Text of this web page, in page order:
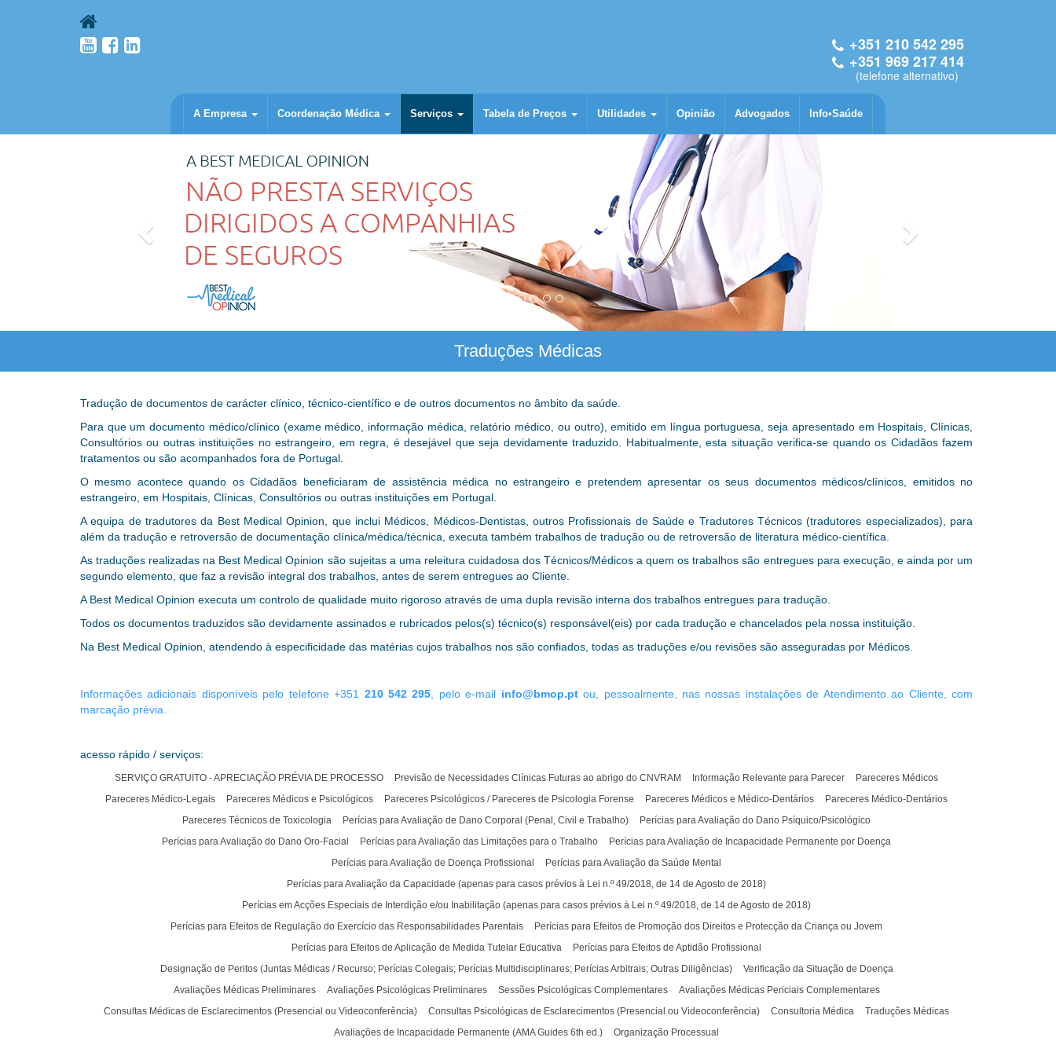
+351 210542 295
+351 969217 414
(telefone alternativo)
A Empresa Coordenação Médica Serviços Tabela de Preços Utilidades Opinião Advogados Info•Saúde
Traduções Médicas
Tradução de documentos de carácter clínico, técnico-científico e de outros documentos no âmbito da saúde.
Para que um documento médico/clínico (exame médico, informação médica, relatório médico, ou outro), emitido em língua portuguesa, seja apresentado em Hospitais, Clínicas,
Consultórios ou outras instituições no estrangeiro, em regra, é desejável que seja devidamente traduzido. Habitualmente, esta situação verifica-se quando os Cidadãos fazem
tratamentos ou são acompanhados fora de Portugal.
O mesmo acontece quando os Cidadãos beneficiaram de assistência médica no estrangeiro e pretendem apresentar os seus documentos médicos/clínicos, emitidos no
estrangeiro, em Hospitais, Clínicas, Consultórios ou outras instituições em Portugal.
A equipa de tradutores da Best Medical Opinion, que inclui Médicos, Médicos-Dentistas, outros Profissionais de Saúde e Tradutores Técnicos (tradutores especializados), para
além da tradução e retroversão de documentação clínica/médica/técnica, executa também trabalhos de tradução ou de retroversão de literatura médico-científica.
As traduções realizadas na Best Medical Opinion são sujeitas a uma releitura cuidadosa dos Técnicos/Médicos a quem os trabalhos são entregues para execução, e ainda por um
segundo elemento, que faz a revisão integral dos trabalhos, antes de serem entregues ao Cliente.
A Best Medical Opinion executa um controlo de qualidade muito rigoroso através de uma dupla revisão interna dos trabalhos entregues para tradução.
Todos os documentos traduzidos são devidamente assinados e rubricados pelos(s) técnico(s) responsável(eis) por cada tradução e chancelados pela nossa instituição.
Na Best Medical Opinion, atendendo à especificidade das matérias cujos trabalhos nos são confiados, todas as traduções e/ou revisões são asseguradas por Médicos.
Informações adicionais disponíveis pelo telefone +351 210 542 295 , pelo e-mail info@bmop.ptou, pessoalmente, nas nossas instalações de Atendimento ao Cliente, com
marcação prévia.
acesso rápido / serviços:
SERVIÇO GRATUITO - APRECIAÇÃO PRÉVIA DE PROCESSO Previsão de Necessidades Clínicas Futuras ao abrigo do CNVRAM Informação Relevante para Parecer
Pareceres Médicos
Pareceres Médico-Legais
Pareceres Médicos e Psicológicos Pareceres Psicológicos / Pareceres de Psicologia Forense Pareceres Médicos e Médico-Dentários
Pareceres Médico-Dentários
Pareceres Técnicos de Toxicologia
Perícias para Avaliação de Dano Corporal (Penal, Civil e Trabalho)
Perícias para Avaliação do Dano Psíquico/Psicológico
Perícias para Avaliação do Dano Oro-Facial
Perícias para Avaliação das Limitações para o Trabalho
Perícias para Avaliação de Incapacidade Permanente por Doença
Perícias para Avaliação de Doença Profissional
Perícias para Avaliação da Saúde Mental
Perícias para Avaliação da Capacidade (apenas para casos prévios à Lei n.º 49/2018, de 14 de Agosto de 2018)
Perícias em Acções Especiais de Interdição e/ou Inabilitação (apenas para casos prévios à Lei n.º 49/2018, de 14 de Agosto de 2018)
Perícias para Efeitos de Regulação do Exercício das Responsabilidades Parentais
Perícias para Efeitos de Promoção dos Direitos e Protecção da Criança ou Jovem
Perícias para Efeitos de Aplicação de Medida Tutelar Educativa
Perícias para Efeitos de Aptidão Profissional
Designação de Peritos (Juntas Médicas / Recurso; Perícias Colegais; Perícias Multidisciplinares; Perícias Arbitrais; Outras Diligências)
Verificação da Situação de Doença
Avaliações Médicas Preliminares
Avaliações Psicológicas Preliminares Sessões Psicológicas Complementares
Avaliações Médicas Periciais Complementares
Consultas Médicas de Esclarecimentos (Presencial ou Videoconferência)
Consultas Psicológicas de Esclarecimentos (Presencial ou Videoconferência) Consultoria Médica
Traduções Médicas
Avaliações de Incapacidade Permanente (AMA Guides 6th ed.)
Organização Processual